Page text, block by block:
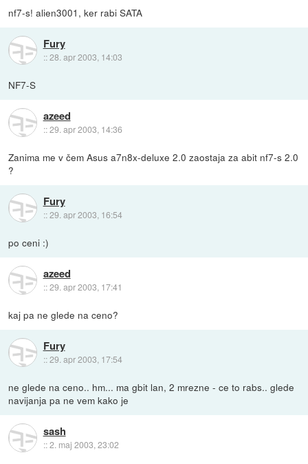
nf7-s! alien3001, ker rabi SATA
Fury
::28. apr 2003, 14:03
NF7-S
azeed
::29. apr 2003, 14:36
Zanima me v čem Asus a7n8x-deluxe 2.0 zaostaja za abit nf7-s 2.0
?
Fury
::29. apr 2003, 16:54
po ceni :)
azeed
::29. apr 2003, 17:41
kaj pa ne glede na ceno?
Fury
::29. apr 2003, 17:54
ne glede na ceno.. hm... ma gbit lan, 2 mrezne - ce to rabs.. glede
navijanja pa ne vem kako je
sash
::2. maj 2003, 23:02